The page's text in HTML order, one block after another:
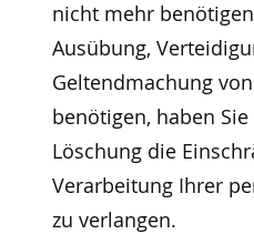
nicht mehr
Ausübung,
Geltendmachung
benötigen, haben
Löschung die
Verarbeitung Ihrer
zu verlangen.